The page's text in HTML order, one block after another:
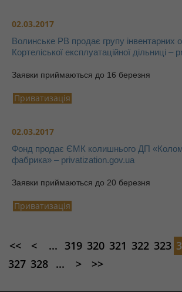
02.03.2017
Волинське РВ продає групу інвентарних
Кортеліської експлуатаційної дільниці –
Заявки приймаються до 16 березня
Приватизація
02.03.2017
Фонд продає ЄМК колишнього ДП
фабрика» – privatization.gov.ua
Заявки приймаються до 20 березня
Приватизація
<< < ... 319 320 321 322 323
327 328 ... > >>